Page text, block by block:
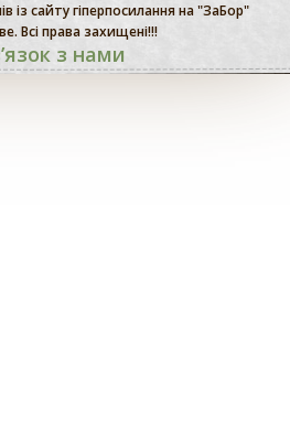
із сайту гіперпосилання на "ЗаБор"
Всі права захищені!!!
з нами